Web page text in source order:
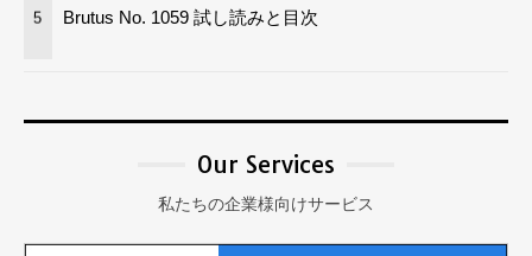
5 Brutus No. 1059 試し読みと目次
Our Services
私たちの企業様向けサービス